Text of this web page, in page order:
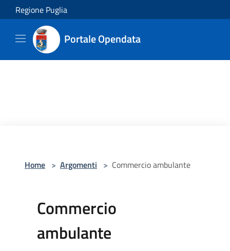
Salta al contenuto principale
Regione Puglia
Portale Opendata
Home > Argomenti > Commercio ambulante
Commercio
ambulante